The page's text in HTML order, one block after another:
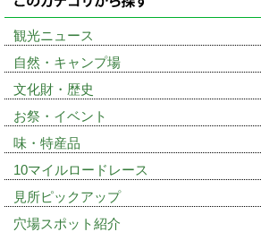
観光ニュース
自然・キャンプ場
文化財・歴史
お祭・イベント
味・特産品
10マイルロードレース
見所ピックアップ
穴場スポット紹介